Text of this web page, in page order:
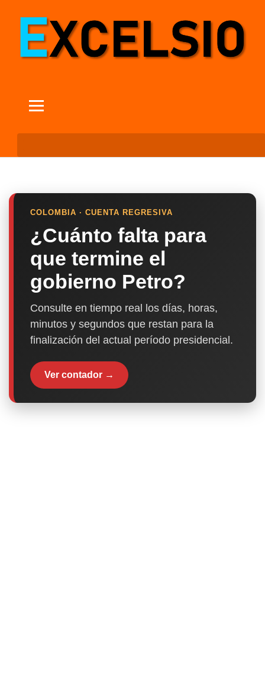
COLOMBIA · CUENTA REGRESIVA
¿Cuánto falta para
que termine el
gobierno Petro?
Consulte en tiempo real los días, horas,
minutos y segundos que restan para la
finalización del actual período presidencial.
Ver contador →